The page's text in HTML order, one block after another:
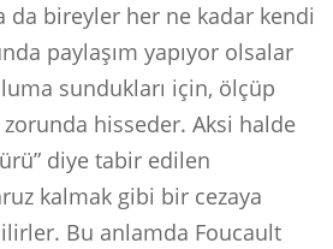
da bireyler her ne kadar kendi
paylaşım yapıyor olsalar
sundukları için, ölçüp
hisseder. Aksi halde
diye tabir edilen
kalmak gibi bir cezaya
Bu anlamda Foucault